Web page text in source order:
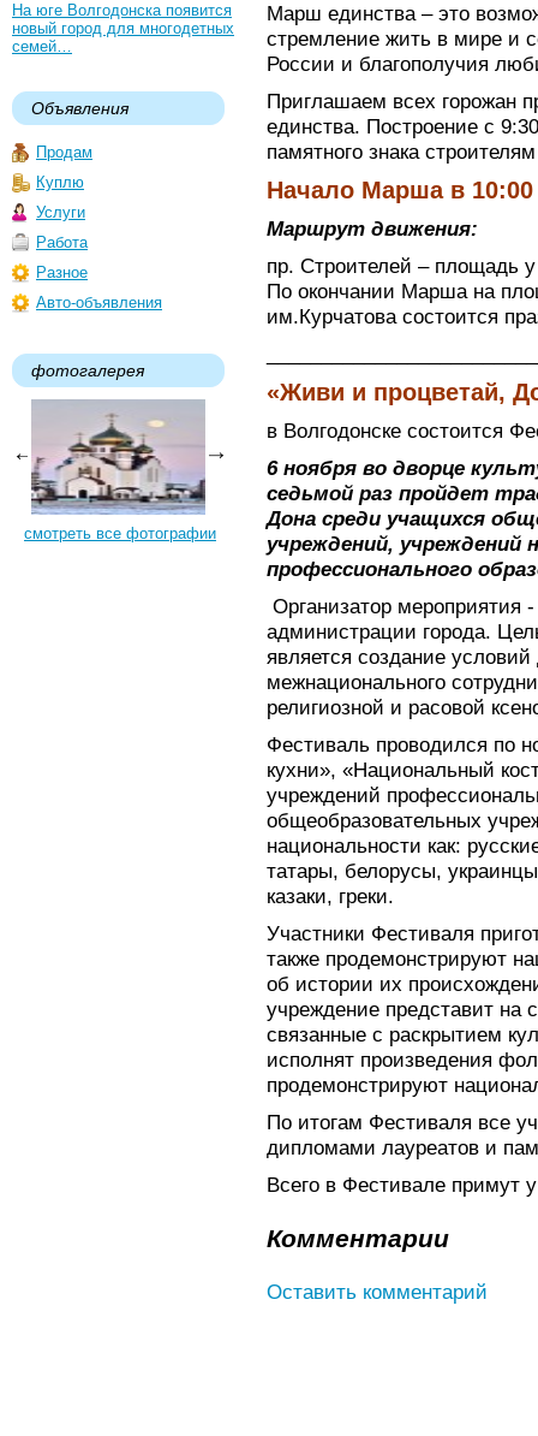
На юге Волгодонска появится
новый город для многодетных
семей…
Объявления
Продам
Куплю
Услуги
Работа
Разное
Авто-объявления
фотогалерея
смотреть все фотографии
Марш единства – это
стремление жить в мире и
России и благополучия
Приглашаем всех горожан
единства. Построение с
памятного знака
Начало Марша в 10:00
Маршрут движения:
пр. Строителей – площадь
По окончании Марша на
им.Курчатова состоится
«Живи и процветай,
в Волгодонске состоится
6 ноября во дворце
седьмой раз пройдет
Дона среди учащихся
учреждений, учреждений
профессионального
Организатор мероприятия
администрации города.
является создание
межнационального
религиозной и расовой
Фестиваль проводился по
кухни», «Национальный
учреждений
общеобразовательных
национальности как:
татары, белорусы,
казаки, греки.
Участники Фестиваля
также продемонстрируют
об истории их
учреждение представит на
связанные с раскрытием
исполнят произведения
продемонстрируют
По итогам Фестиваля все
дипломами лауреатов и
Всего в Фестивале примут
Комментарии
Оставить комментарий